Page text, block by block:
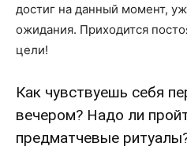
достиг на данный момент,
ожидания. Приходится
цели!
Как чувствуешь себя
вечером? Надо ли
предматчевые